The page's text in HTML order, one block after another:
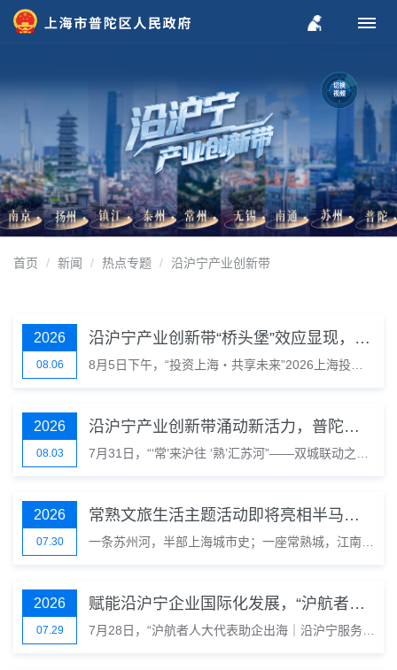
切换
视频
首页 新闻 热点专题 沿沪宁产业创新带
2026
08.06
沿沪宁产业创新带“桥头堡”效应显现，普陀正成为外资入沪“第一站”
8月5日下午，“投资上海・共享未来”2026上海投资促进机构联席会议走进普陀投促交流活动举办。上海市商务委二级巡视员石小平，上海市商务委、上海市外国投资促进中心相关领导，多国驻沪投资促进机构代表，以及普陀区商务委、区投促办等单位出席本次活动。
2026
08.03
沿沪宁产业创新带涌动新活力，普陀常熟双城文旅联动启幕
7月31日，“‘常’来沪往 ‘熟’汇苏河”——双城联动之沪上常熟文旅生活主题活动正式拉开帷幕。作为普陀区重点打造的滨水新地标，丹巴艺术码头7月17日至8月2日期间正在举办“半马苏河”水岸生活季系列活动，常熟特别周也是最后一周的限定“彩蛋”。
2026
07.30
常熟文旅生活主题活动即将亮相半马苏河
一条苏州河，半部上海城市史；一座常熟城，江南福地千年韵。 7月31日至8月2日，“‘常’来沪往‘熟’汇苏河”——双城联动之沪上常熟文旅生活主题活动，将在上海市普陀区丹巴艺术码头拉开帷幕。7月31日为开幕式，8月1日至2日为常熟城市特别展示周。
2026
07.29
赋能沿沪宁企业国际化发展，“沪航者人大代表助企出海｜沿沪宁服务驿站” 揭牌落地
7月28日，“沪航者人大代表助企出海｜沿沪宁服务驿站”在沿沪宁协同创新中心正式揭牌。服务驿站由沿沪宁产业创新带与“沪航者”人大代表助企出海工作室共同推动设立，为沪宁沿线企业拓展全球市场提供公益性、专业化的服务支持。